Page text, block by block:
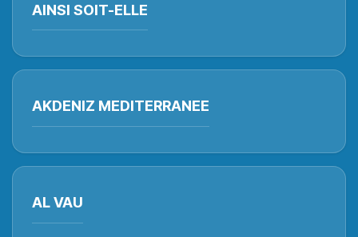
AINSI SOIT-ELLE
AKDENIZ MEDITERRANEE
AL VAU